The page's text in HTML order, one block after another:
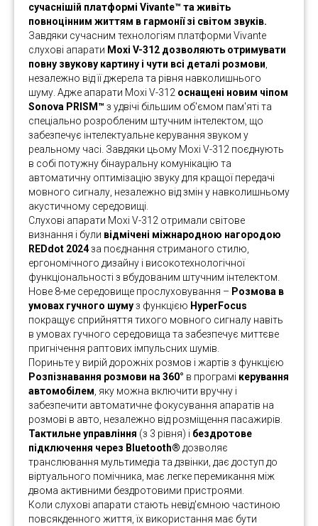
сучаснішій платформі Vivante™ та живіть
повноцінним життям в гармонії зі світом звуків.
Завдяки сучасним технологіям платформи Vivante
слухові апарати Moxi V-312 дозволяють отримувати
повну звукову картину і чути всі деталі розмови
незалежно від її джерела та рівня навколишнього
шуму. Адже апарати Moxi V-312 оснащені новим чіпом
Sonova PRISM™ з удвічі більшим об'ємом пам'яті та
спеціально розробленим штучним інтелектом, що
забезпечує інтелектуальне керування звуком у
реальному часі. Завдяки цьому Moxi V-312 поєднують
в собі потужну бінауральну комунікацію та
автоматичну оптимізацію звуку для кращої передачі
мовного сигналу, незалежно від змін у навколишньому
акустичному середовищі.
Слухові апарати Moxi V-312 отримали світове
визнання і були відмічені міжнародною нагородою
REDdot 2024за поєднання стриманого стилю,
ергономічного дизайну і високотехнологічної
функціональності з вбудованим штучним інтелектом.
Нове 8-ме середовище прослуховування – Розмова в
умовах гучного шумуз функцією HyperFocus
покращує сприйняття тихого мовного сигналу навіть
в умовах гучного середовища та забезпечує миттєве
пригнічення раптових імпульсних шумів.
Пориньте у вирій дорожніх розмов і жартів з функцією
Розпізнавання розмови на 360° в програмі керування
автомобілем , яку можна включити вручну і
забезпечити автоматичне фокусування апаратів на
розмові в авто, незалежно від розміщення пасажирів.
Тактильне управління (з 3 рівня) і бездротове
підключення через Bluetooth® дозволяє
транслювання мультимедіа та дзвінки, дає доступ до
віртуального помічника, має легке перемикання між
двома активними бездротовими пристроями.
Коли слухові апарати стають невід'ємною частиною
повсякденного життя, їх використання має бути